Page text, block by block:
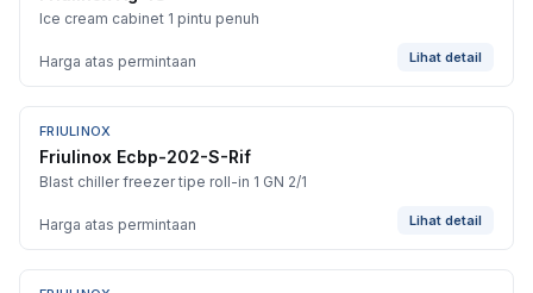
Ice cream cabinet 1 pintu penuh
Harga atas permintaan Lihat detail
FRIULINOX
Friulinox Ecbp-202-S-Rif
Blast chiller freezer tipe roll-in 1 GN 2/1
Harga atas permintaan Lihat detail